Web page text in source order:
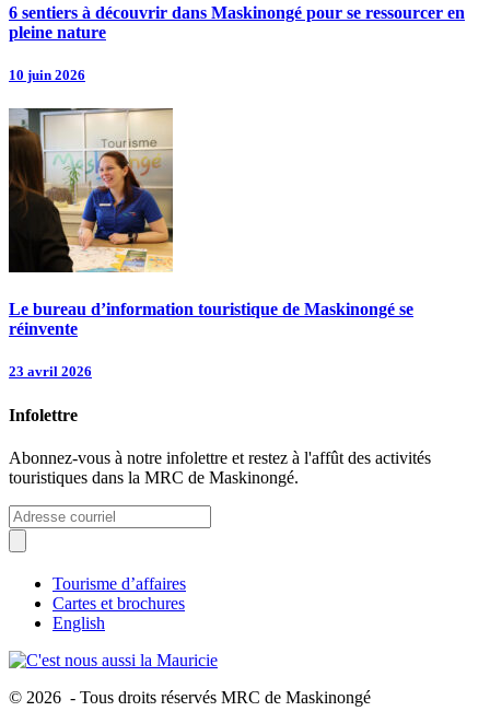
6 sentiers à découvrir dans Maskinongé pour se ressourcer en
pleine nature
10 juin 2026
Le bureau d’information touristique de Maskinongé se
réinvente
23 avril 2026
Infolettre
Abonnez-vous à notre infolettre et restez à l'affût des activités
touristiques dans la MRC de Maskinongé.
Tourisme d’affaires
Cartes et brochures
English
© 2026 - Tous droits réservés MRC de Maskinongé